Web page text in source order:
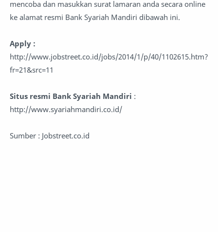
mencoba dan masukkan surat lamaran anda secara online
ke alamat resmi Bank Syariah Mandiri dibawah ini.
Apply :
http://www.jobstreet.co.id/jobs/2014/1/p/40/1102615.htm?
fr=21&src=11
Situs resmi Bank Syariah Mandiri :
http://www.syariahmandiri.co.id/
Sumber : Jobstreet.co.id